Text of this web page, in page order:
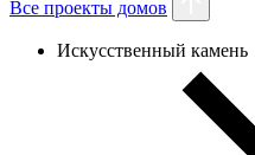
Все проекты домов
Искусственный камень